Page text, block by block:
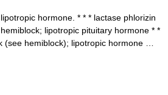
hormone. * * * lactase phlorizin
lipotropic pituitary hormone * *
(see hemiblock); lipotropic hormone …